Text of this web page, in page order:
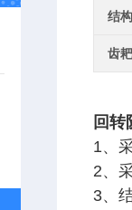
结
齿
回转
1、
2、
3、